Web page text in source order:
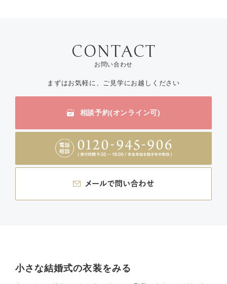
お問い合わせ
まずはお気軽に、ご見学にお越しください
相談予約(オンライン可)
小さな結婚式の衣装をみる